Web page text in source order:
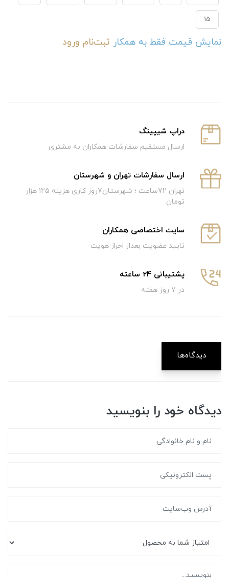
15
نمایش قیمت فقط به همکار ثبت‌نام ورود
دراپ شیپینگ
ارسال مستقیم سفارشات همکاران به مشتری
ارسال سفارشات تهران و شهرستان
تهران 72ساعت ؛ شهرستان7روز کاری هزینه 125 هزار
تومان
سایت اختصاصی همکاران
تایید عضویت بعداز احراز هویت
پشتیبانی 24 ساعته
در 7 روز هفته
دیدگاه‌ها
دیدگاه خود را بنویسید